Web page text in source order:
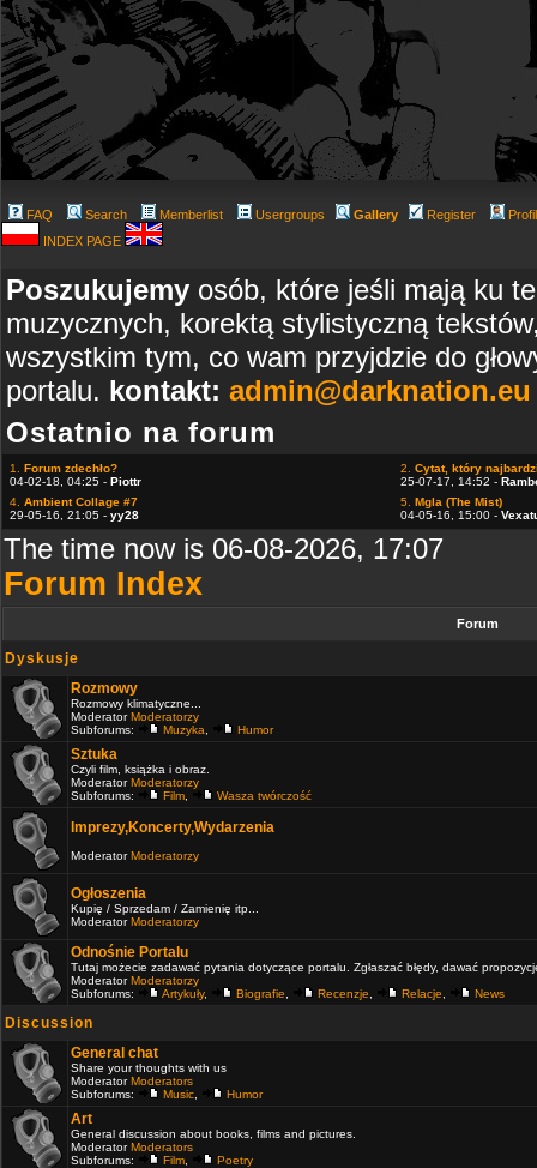
FAQ Search Memberlist Usergroups Gallery Register
INDEX PAGE
Poszukujemy osób, które jeśli mają ku
muzycznych, korektą stylistyczną
wszystkim tym, co wam przyjdzie do
portalu. kontakt: admin@darknation.eu
Ostatnio na forum
1. Forum zdechło?
04-02-18, 04:25 - Piottr
2. Cytat, który
25-07-17, 14:52 -
4. Ambient Collage #7
29-05-16, 21:05 - yy28
5. Mgla (The Mist)
04-05-16, 15:00 -
The time now is 06-08-2026, 17:07
Forum Index
Forum
Dyskusje
Rozmowy
Rozmowy klimatyczne...
ModeratorModeratorzy
Subforums:
Muzyka Humor
Sztuka
Czyli film, książka i obraz.
ModeratorModeratorzy
Subforums:
Film Wasza twórczość
Imprezy,Koncerty,Wydarzenia
ModeratorModeratorzy
Ogłoszenia
Kupię / Sprzedam / Zamienię itp...
ModeratorModeratorzy
Odnośnie Portalu
Tutaj możecie zadawać pytania dotyczące portalu. Zgłaszać błędy, dawać
ModeratorModeratorzy
Subforums:
Artykuły, Biografie Recenzje Relacje News
Discussion
General chat
Share your thoughts with us
ModeratorModerators
Subforums:
Music Humor
Art
General discussion about books, films and pictures.
ModeratorModerators
Subforums:
Film Poetry